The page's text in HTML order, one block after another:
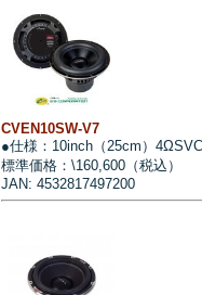
CVEN10SW-V7
●仕様：10inch（25cm）
標準価格：\160,600（税込）
JAN: 4532817497200